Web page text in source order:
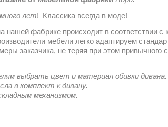
лет! Классика всегда в моде!
нашей фабрике происходит в соответствии с
мебели легко адаптируем
заказчика, не теряя при этом привычного
выбрать цвет и материал обивки дивана.
в комплект к дивану.
механизмом.